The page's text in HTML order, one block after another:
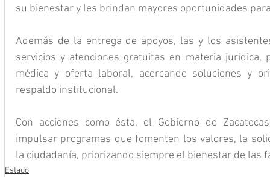
su bienestar y les brindan mayores oportunidades
Además de la entrega de apoyos, las y los
servicios y atenciones gratuitas en materia jurídica,
médica y oferta laboral, acercando soluciones y
respaldo institucional.
Con acciones como ésta, el Gobierno de
impulsar programas que fomenten los valores, la
la ciudadanía, priorizando siempre el bienestar de las
Estado